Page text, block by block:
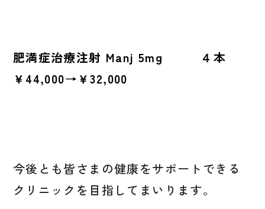
肥満症治療注射 Manj 5mg ４本
￥44,000→￥32,000
今後とも皆さまの健康をサポートできる
クリニックを目指してまいります。